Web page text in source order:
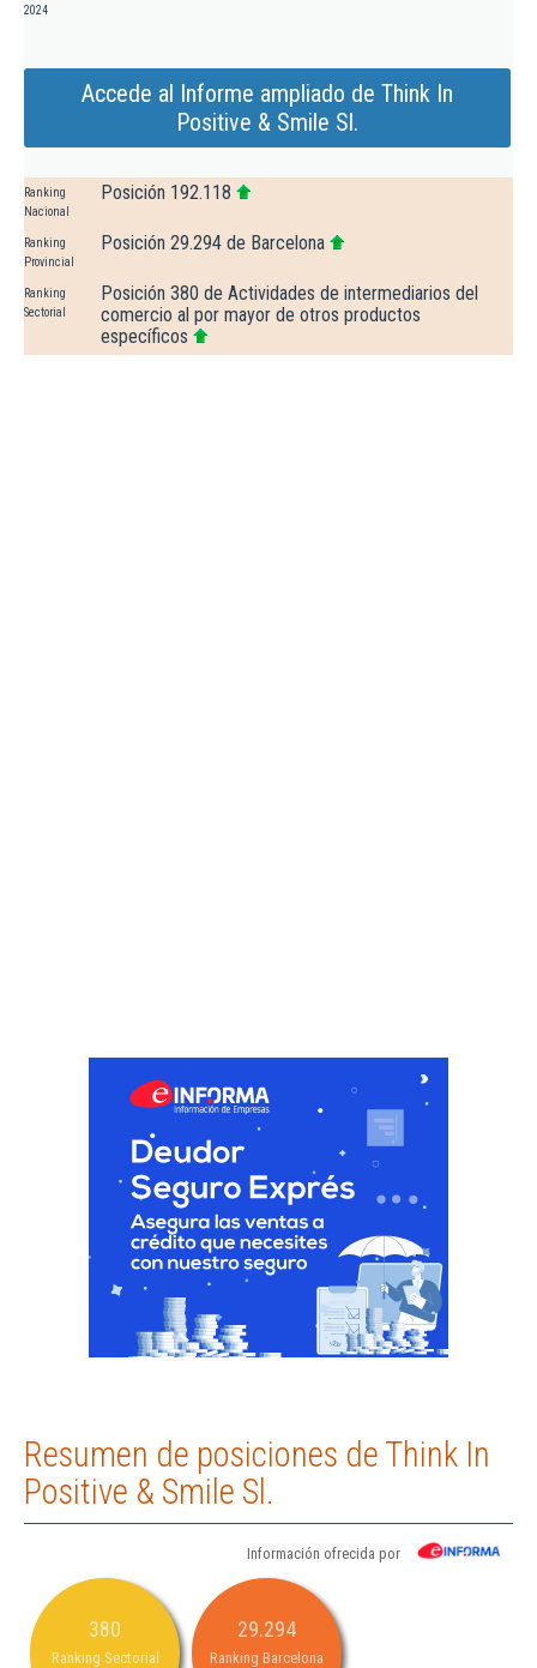
2024
Accede al Informe ampliado de Think In
Positive & Smile Sl.
Ranking
Nacional
Posición 192.118
Ranking
Provincial
Posición 29.294 de Barcelona
Ranking
Sectorial
Posición 380 de Actividades de intermediarios del
comercio al por mayor de otros productos
específicos
Resumen de posiciones de Think In
Positive & Smile Sl.
Información ofrecida por
380
Ranking Sectorial
29.294
Ranking Barcelona